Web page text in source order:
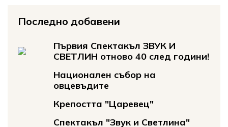
Последно добавени
Първия Спектакъл ЗВУК И
СВЕТЛИН отново 40 след години!
Национален събор на
овцевъдите
Крепостта "Царевец"
Спектакъл "Звук и Светлина"